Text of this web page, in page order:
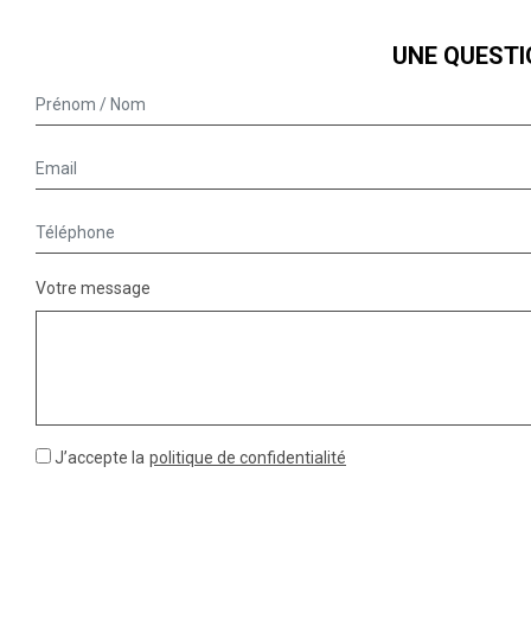
UNE
Votre message
J’accepte la politique de confidentialité